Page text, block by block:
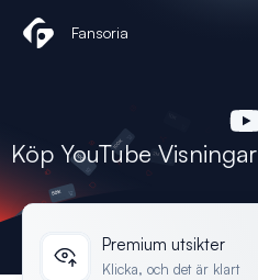
Fansoria
Köp YouTube Visningar
Premium utsikter
Klicka, och det är klart